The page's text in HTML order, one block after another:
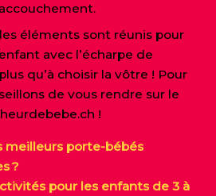
éléments sont réunis pour
avec l’écharpe de
qu’à choisir la vôtre ! Pour
de vous rendre sur le
!
meilleurs porte-bébés
?
pour les enfants de 3 à